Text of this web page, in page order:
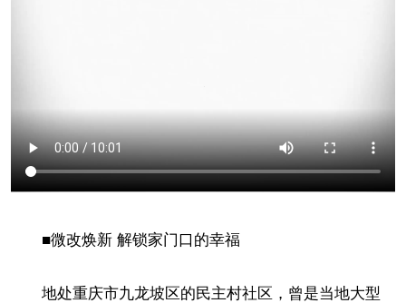
■微改焕新 解锁家门口的幸福
地处重庆市九龙坡区的民主村社区，曾是当地大型